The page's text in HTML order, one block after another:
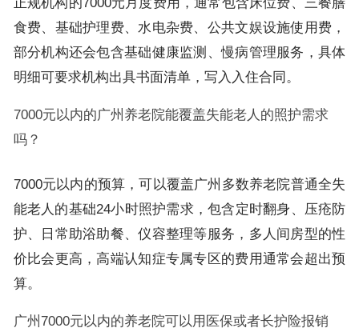
食费、基础护理费、水电杂费、公共文娱设施使用费，
部分机构还会包含基础健康监测、慢病管理服务，具体
明细可要求机构出具书面清单，写入入住合同。
7000元以内的广州养老院能覆盖失能老人的照护需求
吗？
7000元以内的预算，可以覆盖广州多数养老院普通全失
能老人的基础24小时照护需求，包含定时翻身、压疮防
护、日常助浴助餐、仪容整理等服务，多人间房型的性
价比会更高，高端认知症专属专区的费用通常会超出预
算。
广州7000元以内的养老院可以用医保或者长护险报销